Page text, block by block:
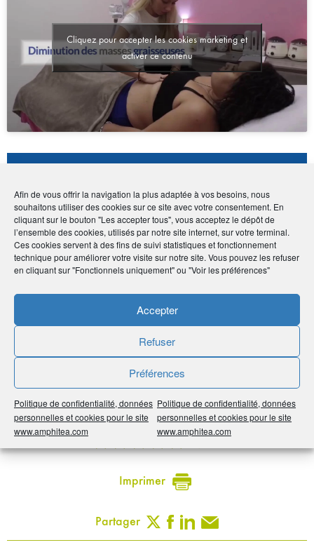
Afin de vous offrir la navigation la plus adaptée à vos besoins, nous
souhaitons utiliser des cookies sur ce site avec votre consentement. En
cliquant sur le bouton "Les accepter tous", vous acceptez le dépôt de
l’ensemble des cookies, utilisés par notre site internet, sur votre terminal.
Ces cookies servent à des fins de suivi statistiques et fonctionnement
technique pour améliorer votre visite sur notre site. Vous pouvez les refuser
en cliquant sur "Fonctionnels uniquement" ou "Voir les préférences"
Accepter
Refuser
Préférences
Politique de confidentialité, données
personnelles et cookies pour le site
www.amphitea.com
Politique de confidentialité, données
personnelles et cookies pour le site
www.amphitea.com
Cliquez pour accepter les cookies marketing et
activer ce contenu
• Estelle Olivier
• 110 boulevard du Général de Gaulle, 97430 Le
Tampon - La Réunion
•02 62 61 57 50- 06 92 41 00 92
•corpsacoeur.intitut@gmail.com
Avantage adhérents
-10% sur toutes nos prestations sauf l'épilation
Publié le :27 juillet 2020
Noter
Imprimer
Partager